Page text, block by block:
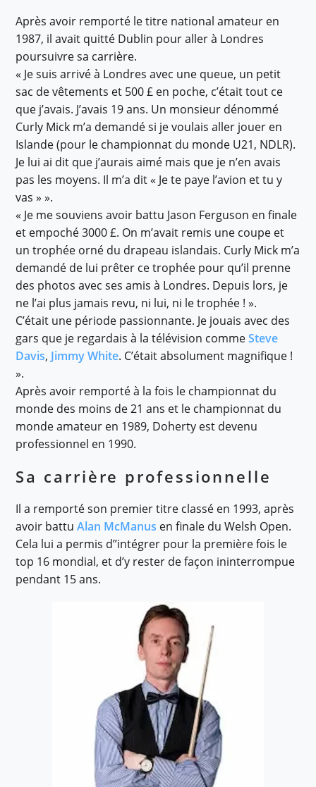
Après avoir remporté le titre national amateur en
1987, il avait quitté Dublin pour aller à Londres
poursuivre sa carrière.
« Je suis arrivé à Londres avec une queue, un petit
sac de vêtements et 500 £ en poche, c’était tout ce
que j’avais. J’avais 19 ans. Un monsieur dénommé
Curly Mick m’a demandé si je voulais aller jouer en
Islande (pour le championnat du monde U21, NDLR).
Je lui ai dit que j’aurais aimé mais que je n’en avais
pas les moyens. Il m’a dit « Je te paye l’avion et tu y
vas » ».
« Je me souviens avoir battu Jason Ferguson en finale
et empoché 3000 £. On m’avait remis une coupe et
un trophée orné du drapeau islandais. Curly Mick m’a
demandé de lui prêter ce trophée pour qu’il prenne
des photos avec ses amis à Londres. Depuis lors, je
ne l’ai plus jamais revu, ni lui, ni le trophée ! ».
C’était une période passionnante. Je jouais avec des
gars que je regardais à la télévision commeSteve
Davis, Jimmy White. C’était absolument magnifique !
».
Après avoir remporté à la fois le championnat du
monde des moins de 21 ans et le championnat du
monde amateur en 1989, Doherty est devenu
professionnel en 1990.
Sa carrière professionnelle
Il a remporté son premier titre classé en 1993, après
avoir battuAlan McManus en finale du Welsh Open.
Cela lui a permis d’’intégrer pour la première fois le
top 16 mondial, et d’y rester de façon ininterrompue
pendant 15 ans.